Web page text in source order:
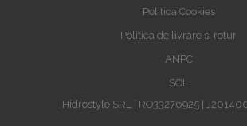
Politica Cookies
Politica de livrare si retur
ANPC
SOL
Hidrostyle SRL | RO33276925 |